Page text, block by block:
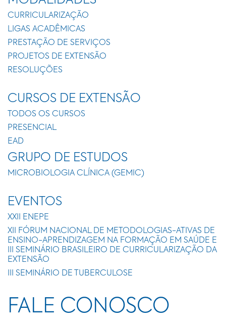
CURRICULARIZAÇÃO
LIGAS ACADÊMICAS
PRESTAÇÃO DE SERVIÇOS
PROJETOS DE EXTENSÃO
RESOLUÇÕES
CURSOS DE EXTENSÃO
TODOS OS CURSOS
PRESENCIAL
EAD
GRUPO DE ESTUDOS
MICROBIOLOGIA CLÍNICA (GEMIC)
EVENTOS
XXII ENEPE
XII FÓRUM NACIONAL DE METODOLOGIAS-ATIVAS DE
ENSINO-APRENDIZAGEM NA FORMAÇÃO EM SAÚDE E
III SEMINÁRIO BRASILEIRO DE CURRICULARIZAÇÃO DA
EXTENSÃO
III SEMINÁRIO DE TUBERCULOSE
FALE CONOSCO